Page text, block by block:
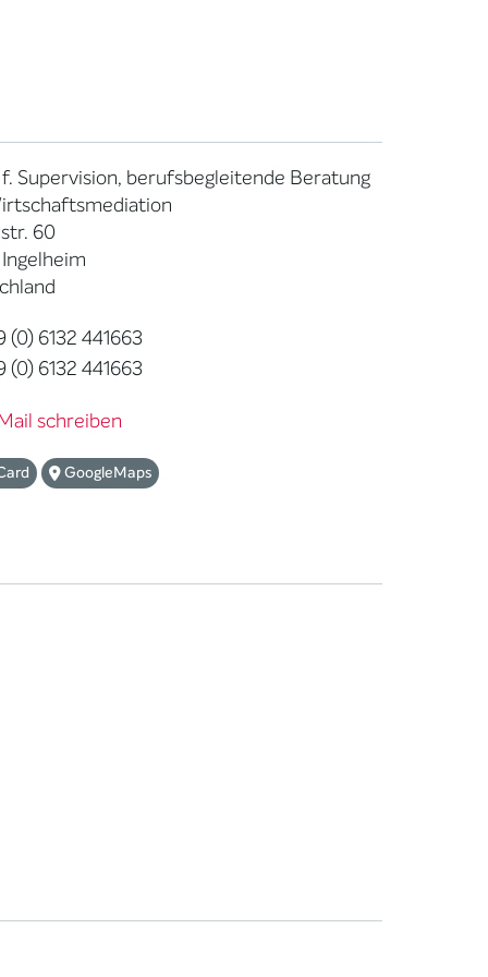
Supervision, berufsbegleitende Beratung
60
(0) 6132 441663
(0) 6132 441663
schreiben
GoogleMaps